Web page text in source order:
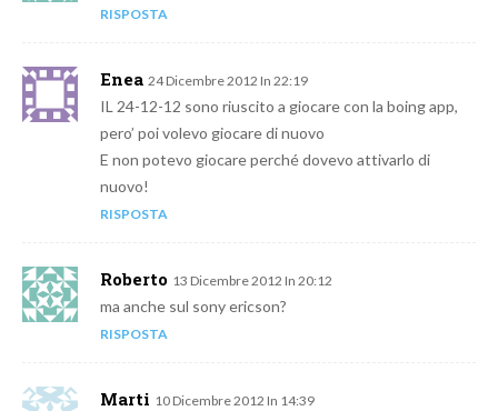
RISPOSTA
Enea 24 Dicembre 2012 In 22:19
IL 24-12-12 sono riuscito a giocare con la boing app,
pero’ poi volevo giocare di nuovo
E non potevo giocare perché dovevo attivarlo di
nuovo!
RISPOSTA
Roberto 13 Dicembre 2012 In 20:12
ma anche sul sony ericson?
RISPOSTA
Marti 10 Dicembre 2012 In 14:39